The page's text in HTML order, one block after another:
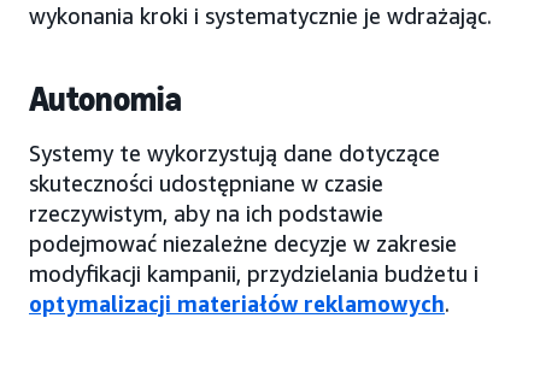
wykonania kroki i systematycznie je wdrażając.
Autonomia
Systemy te wykorzystują dane dotyczące
skuteczności udostępniane w czasie
rzeczywistym, aby na ich podstawie
podejmować niezależne decyzje w zakresie
modyfikacji kampanii, przydzielania budżetu i
optymalizacji materiałów reklamowych.